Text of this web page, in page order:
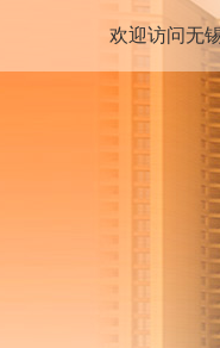
欢迎访问无